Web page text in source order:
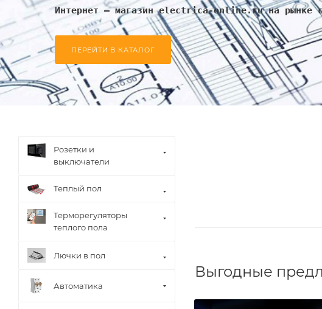
Интернет – магазин electrica-online.ru на рынке
ПЕРЕЙТИ В КАТАЛОГ
Выгодные
Розетки и
выключатели
Теплый пол
Терморегуляторы
теплого пола
Лючки в пол
Автоматика